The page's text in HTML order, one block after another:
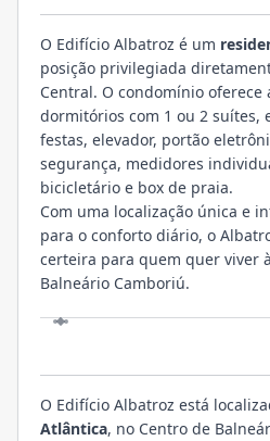
O Edifício Albatroz é um
posição privilegiada
Central. O condomínio oferece
dormitórios com 1 ou 2 suítes,
festas, elevador, portão
segurança, medidores
bicicletário e box de praia.
Com uma localização única e
para o conforto diário, o
certeira para quem quer viver
Balneário Camboriú.
O Edifício Albatroz está
Atlântica, no Centro de